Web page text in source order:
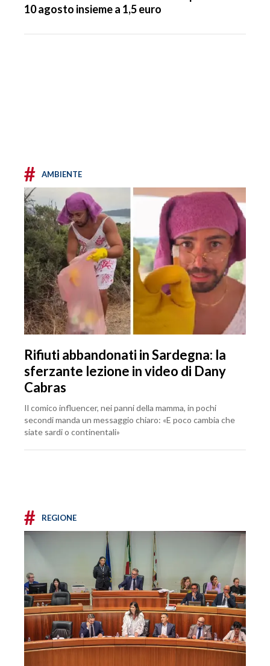
10 agosto insieme a 1,5 euro
# AMBIENTE
Rifiuti abbandonati in Sardegna: la
sferzante lezione in video di Dany
Cabras
Il comico influencer, nei panni della mamma, in pochi
secondi manda un messaggio chiaro: «E poco cambia che
siate sardi o continentali»
# REGIONE